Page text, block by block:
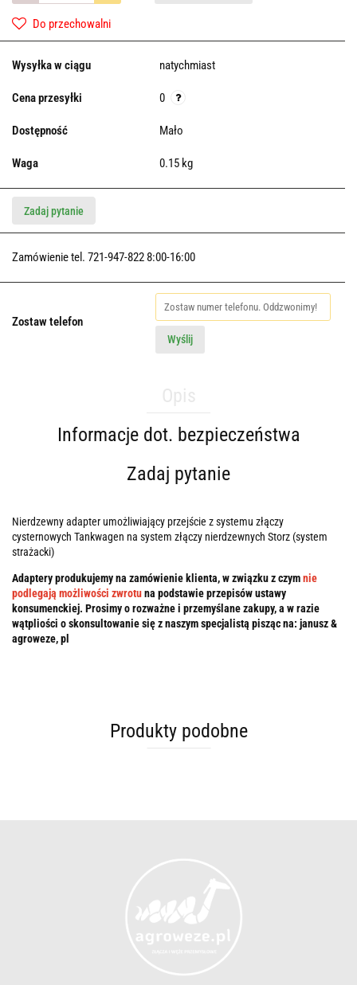
Do przechowalni
Wysyłka w ciągu natychmiast
Cena przesyłki 0
Dostępność Mało
Waga 0.15 kg
Zadaj pytanie
Zamówienie tel. 721-947-822 8:00-16:00
Zostaw telefon
Wyślij
Informacje dot. bezpieczeństwa
Zadaj pytanie
Nierdzewny adapter umożliwiający przejście z systemu złączy
cysternowych Tankwagen na system złączy nierdzewnych Storz (system
strażacki)
Adaptery produkujemy na zamówienie klienta, w związku z czymnie
podlegają możliwości zwrotuna podstawie przepisów ustawy
konsumenckiej. Prosimy o rozważne i przemyślane zakupy, a w razie
wątpliości o skonsultowanie się z naszym specjalistą pisząc na: janusz &
agroweze, pl
Produkty podobne